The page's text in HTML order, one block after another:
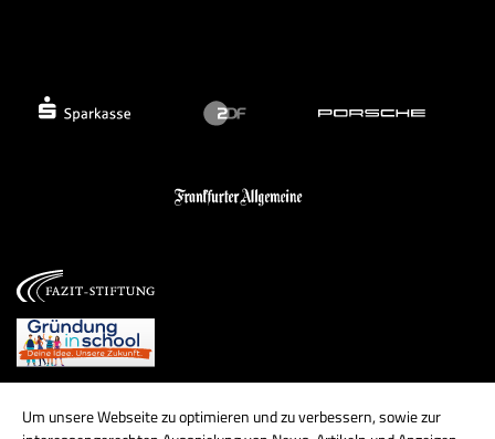
Um unsere Webseite zu optimieren und zu verbessern, sowie zur